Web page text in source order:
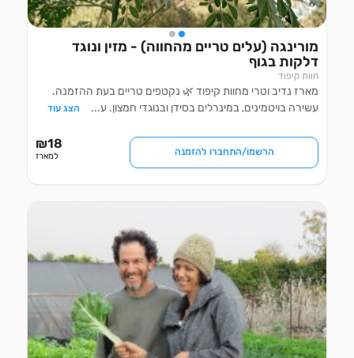
דלקות בגוף
חוות קיפוד
מארז נדיב וטרי מחוות קיפוד 🌿 נקטפים טריים בעת ההזמנה.
עשירה בויטמינים, במינרלים בסידן ובנוגדי חמצון. ע... הצג עוד
הרשמו/התחברו להזמנה
₪18
למארז